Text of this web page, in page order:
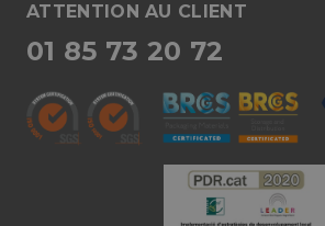
ATTENTION AU CLIENT
01 85 73 20 72